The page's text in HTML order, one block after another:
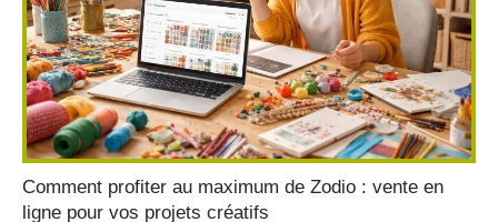
Comment profiter au maximum de Zodio : vente en
ligne pour vos projets créatifs